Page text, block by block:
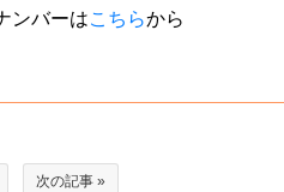
ンバーはこちらから
次の記事 »